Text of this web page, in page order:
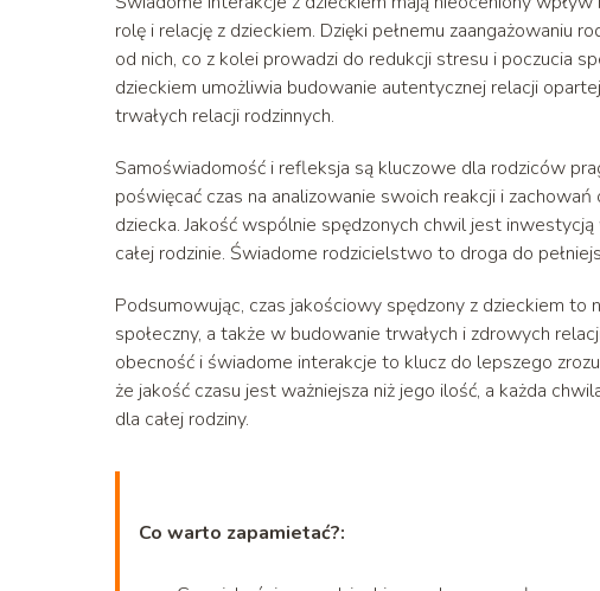
rolę i relację z dzieckiem. Dzięki pełnemu zaangażowaniu
od nich, co z kolei prowadzi do redukcji stresu i poczucia
dzieckiem umożliwia budowanie autentycznej relacji
trwałych relacji rodzinnych.
Samoświadomość i refleksja są kluczowe dla rodziców
poświęcać czas na analizowanie swoich reakcji i
dziecka. Jakość wspólnie spędzonych chwil jest
całej rodzinie. Świadome rodzicielstwo to droga do
Podsumowując, czas jakościowy spędzony z dzieckiem
społeczny, a także w budowanie trwałych i zdrowych
obecność i świadome interakcje to klucz do lepszego
że jakość czasu jest ważniejsza niż jego ilość, a każda
dla całej rodziny.
Co warto zapamietać?: